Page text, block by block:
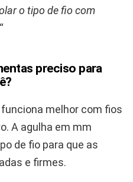
o tipo de fio com
“
preciso para
melhor com fios
A agulha em mm
de fio para que as
e firmes.